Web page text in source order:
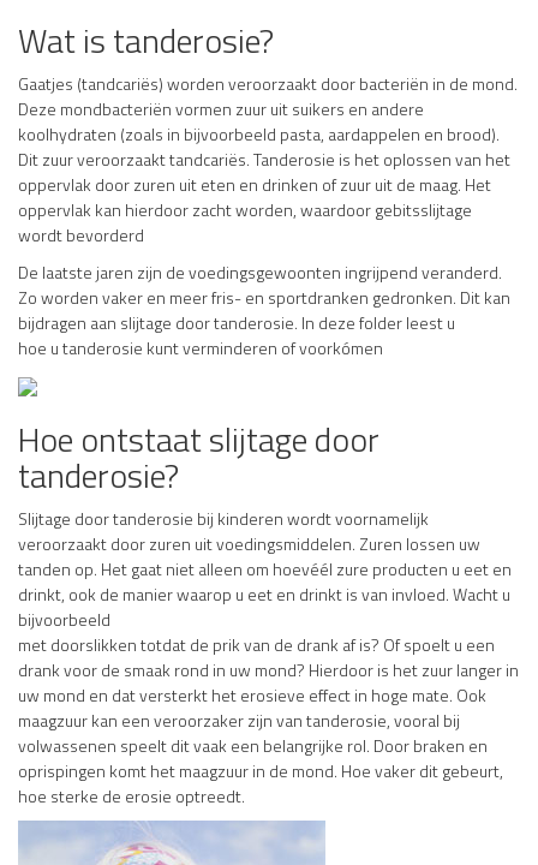
Wat is tanderosie?
Gaatjes (tandcariës) worden veroorzaakt door bacteriën in de mond.
Deze mondbacteriën vormen zuur uit suikers en andere
koolhydraten (zoals in bijvoorbeeld pasta, aardappelen en brood).
Dit zuur veroorzaakt tandcariës. Tanderosie is het oplossen van het
oppervlak door zuren uit eten en drinken of zuur uit de maag. Het
oppervlak kan hierdoor zacht worden, waardoor gebitsslijtage
wordt bevorderd
De laatste jaren zijn de voedingsgewoonten ingrijpend veranderd.
Zo worden vaker en meer fris- en sportdranken gedronken. Dit kan
bijdragen aan slijtage door tanderosie. In deze folder leest u
hoe u tanderosie kunt verminderen of voorkómen
Hoe ontstaat slijtage door
tanderosie?
Slijtage door tanderosie bij kinderen wordt voornamelijk
veroorzaakt door zuren uit voedingsmiddelen. Zuren lossen uw
tanden op. Het gaat niet alleen om hoevéél zure producten u eet en
drinkt, ook de manier waarop u eet en drinkt is van invloed. Wacht u
bijvoorbeeld
met doorslikken totdat de prik van de drank af is? Of spoelt u een
drank voor de smaak rond in uw mond? Hierdoor is het zuur langer in
uw mond en dat versterkt het erosieve effect in hoge mate. Ook
maagzuur kan een veroorzaker zijn van tanderosie, vooral bij
volwassenen speelt dit vaak een belangrijke rol. Door braken en
oprispingen komt het maagzuur in de mond. Hoe vaker dit gebeurt,
hoe sterke de erosie optreedt.